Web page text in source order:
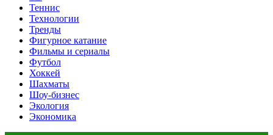
Теннис
Технологии
Тренды
Фигурное катание
Фильмы и сериалы
Футбол
Хоккей
Шахматы
Шоу-бизнес
Экология
Экономика